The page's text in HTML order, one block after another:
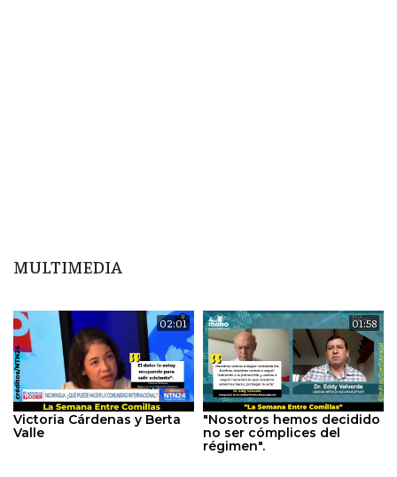
MULTIMEDIA
02:01
Victoria Cárdenas y Berta
Valle
01:58
"Nosotros hemos decidido
no ser cómplices del
régimen".